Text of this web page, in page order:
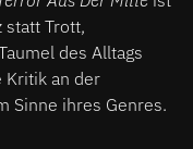
statt Trott,
des Alltags
Kritik an der
Sinne ihres Genres.